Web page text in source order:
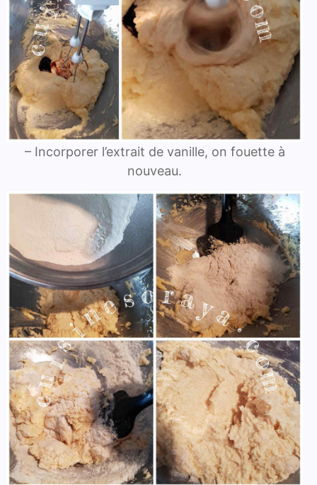
– Incorporer l’extrait de vanille, on fouette à
nouveau.